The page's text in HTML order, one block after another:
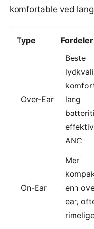
komfortable ved
Type Fordeler
Over-Ear
Beste
lang
effektiv
ANC
On-Ear
Mer
enn
ear,